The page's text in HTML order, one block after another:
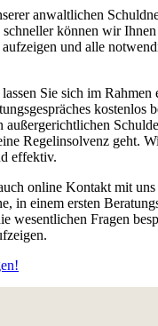
anwaltlichen
können wir
und alle
Sie sich im Rahmen
kostenlos
außergerichtlichen
Regelinsolvenz geht.
effektiv.
online Kontakt mit
in einem ersten
wesentlichen Fragen